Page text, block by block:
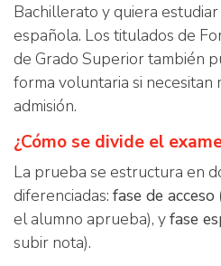
Bachillerato y quiera
española. Los titulados de
de Grado Superior también
forma voluntaria si necesitan
admisión.
¿Cómo se divide el
La prueba se estructura en
diferenciadas: fase de acceso
el alumno aprueba), yfase
subir nota).